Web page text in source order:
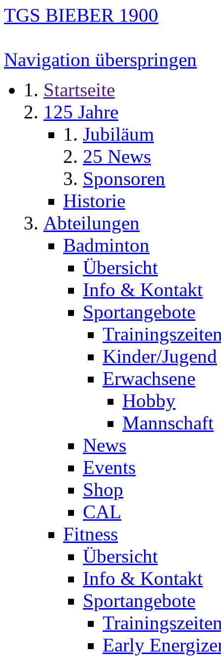
TGS BIEBER 1900
Navigation überspringen
Startseite
125 Jahre
Jubiläum
25 News
Sponsoren
Historie
Abteilungen
Badminton
Übersicht
Info & Kontakt
Sportangebote
Kinder/Jugend
Erwachsene
Hobby
Mannschaft
News
Events
Shop
CAL
Fitness
Übersicht
Info & Kontakt
Sportangebote
Early